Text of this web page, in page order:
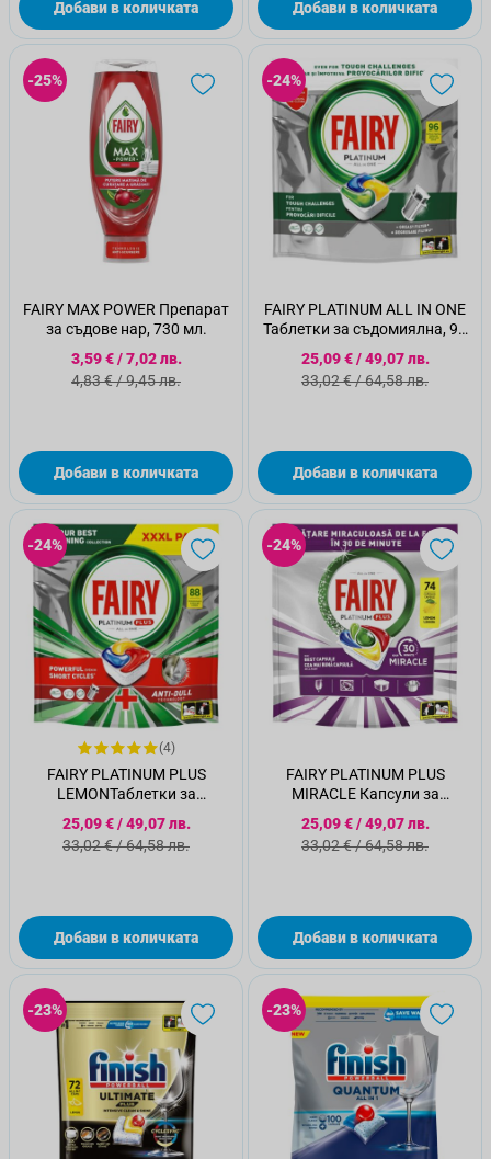
Добави в количката Добави в количката
-25%
FAIRY MAX POWER Препарат
за съдове нар, 730 мл.
Специална цена
3,59 €/7,02 лв.
Стандартна цена
4,83 €/9,45 лв.
Добави в количката
-24%
FAIRY PLATINUM ALL IN ONE
Таблетки за съдомиялна, 96
бр.
Специална цена
25,09 €/49,07 лв.
Стандартна цена
33,02 €/64,58 лв.
Добави в количката
-24%
(4)
FAIRY PLATINUM PLUS
LEMONТаблетки за
съдомиялна, 88 бр.
Специална цена
25,09 €/49,07 лв.
Стандартна цена
33,02 €/64,58 лв.
Добави в количката
-24%
FAIRY PLATINUM PLUS
MIRACLE Капсули за
съдомиялна, 74бр.
Специална цена
25,09 €/49,07 лв.
Стандартна цена
33,02 €/64,58 лв.
Добави в количката
-23% -23%